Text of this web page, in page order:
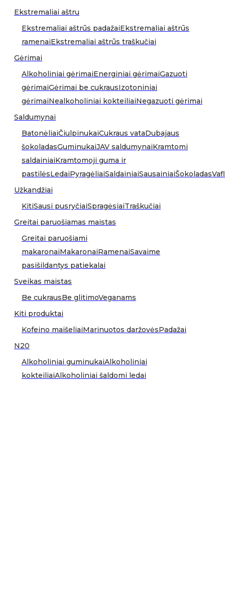
Ekstremaliai aštru
Ekstremaliai aštrūs padažaiEkstremaliai aštrūs
ramenaiEkstremaliai aštrūs traškučiai
Gėrimai
Alkoholiniai gėrimaiEnerginiai gėrimaiGazuoti
gėrimaiGėrimai be cukrausIzotoniniai
gėrimaiNealkoholiniai kokteiliaiNegazuoti gėrimai
Saldumynai
BatonėliaiČiulpinukaiCukraus vataDubajaus
šokoladasGuminukaiJAV saldumynaiKramtomi
saldainiaiKramtomoji guma ir
pastilėsLedaiPyragėliaiSaldainiaiSausainiaiŠokoladas
Užkandžiai
KitiSausi pusryčiaiSpragėsiaiTraškučiai
Greitai paruošiamas maistas
Greitai paruošiami
makaronaiMakaronaiRamenaiSavaime
pasišildantys patiekalai
Sveikas maistas
Be cukrausBe glitimoVeganams
Kiti produktai
Kofeino maišeliaiMarinuotos daržovėsPadažai
N20
Alkoholiniai guminukaiAlkoholiniai
kokteiliaiAlkoholiniai šaldomi ledai